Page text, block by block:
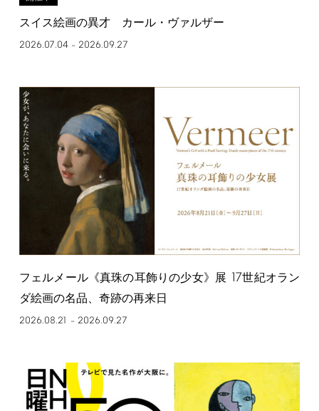
スイス絵画の異才 カール・ヴァルザー
2026.07.04– 2026.09.27
フェルメール《真珠の耳飾りの少女》展 17世紀オラン
ダ絵画の名品、奇跡の再来日
2026.08.21 – 2026.09.27